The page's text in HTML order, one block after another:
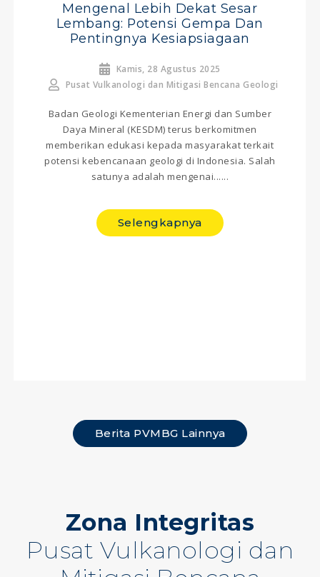
Mengenal Lebih Dekat Sesar
Lembang: Potensi Gempa Dan
Pentingnya Kesiapsiagaan
Kamis, 28 Agustus 2025
Pusat Vulkanologi dan Mitigasi Bencana Geologi
Badan Geologi Kementerian Energi dan Sumber
Daya Mineral (KESDM) terus berkomitmen
memberikan edukasi kepada masyarakat terkait
potensi kebencanaan geologi di Indonesia. Salah
satunya adalah mengenai......
Selengkapnya
Berita PVMBG Lainnya
Zona Integritas
Pusat Vulkanologi dan